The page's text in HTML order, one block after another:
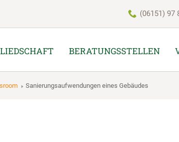
(06151) 97
BERATUNGSSTELLEN
Sanierungsaufwendungen eines Gebäudes